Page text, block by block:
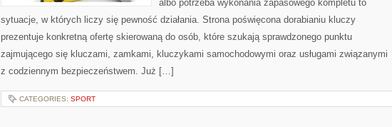
albo potrzeba wykonania zapasowego kompletu to
sytuacje, w których liczy się pewność działania. Strona poświęcona dorabianiu kluczy
prezentuje konkretną ofertę skierowaną do osób, które szukają sprawdzonego punktu
zajmującego się kluczami, zamkami, kluczykami samochodowymi oraz usługami związanymi
z codziennym bezpieczeństwem. Już […]
CATEGORIES: SPORT